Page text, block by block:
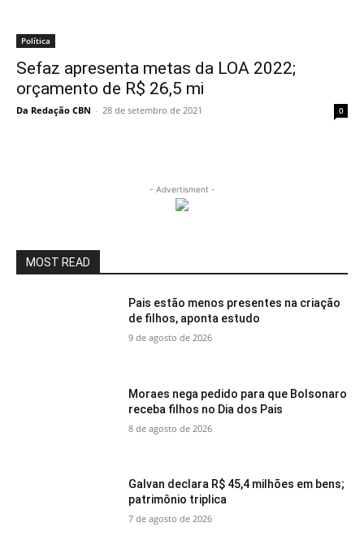
Política
Sefaz apresenta metas da LOA 2022;
orçamento de R$ 26,5 mi
Da Redação CBN - 28 de setembro de 2021 0
- Advertisment -
MOST READ
Pais estão menos presentes na criação
de filhos, aponta estudo
9 de agosto de 2026
Moraes nega pedido para que Bolsonaro
receba filhos no Dia dos Pais
8 de agosto de 2026
Galvan declara R$ 45,4 milhões em bens;
patrimônio triplica
7 de agosto de 2026